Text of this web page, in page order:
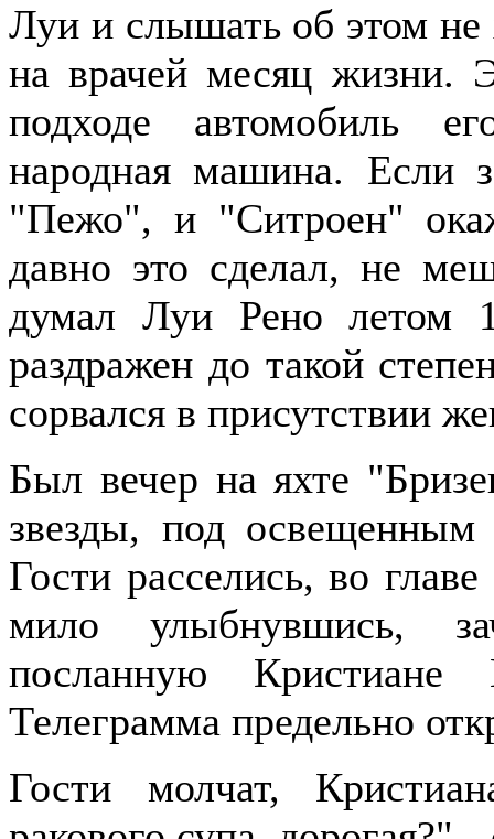
Луи и слышать об этом не
на врачей месяц жизни.
подходе автомобиль
народная машина. Если
"Пежо", и "Ситроен"
давно это сделал, не
думал Луи Рено летом
раздражен до такой
сорвался в присутствии
Был вечер на яхте
звезды, под освещенным
Гости расселись, во
мило улыбнувшись,
посланную
Телеграмма предельно
Гости молчат,